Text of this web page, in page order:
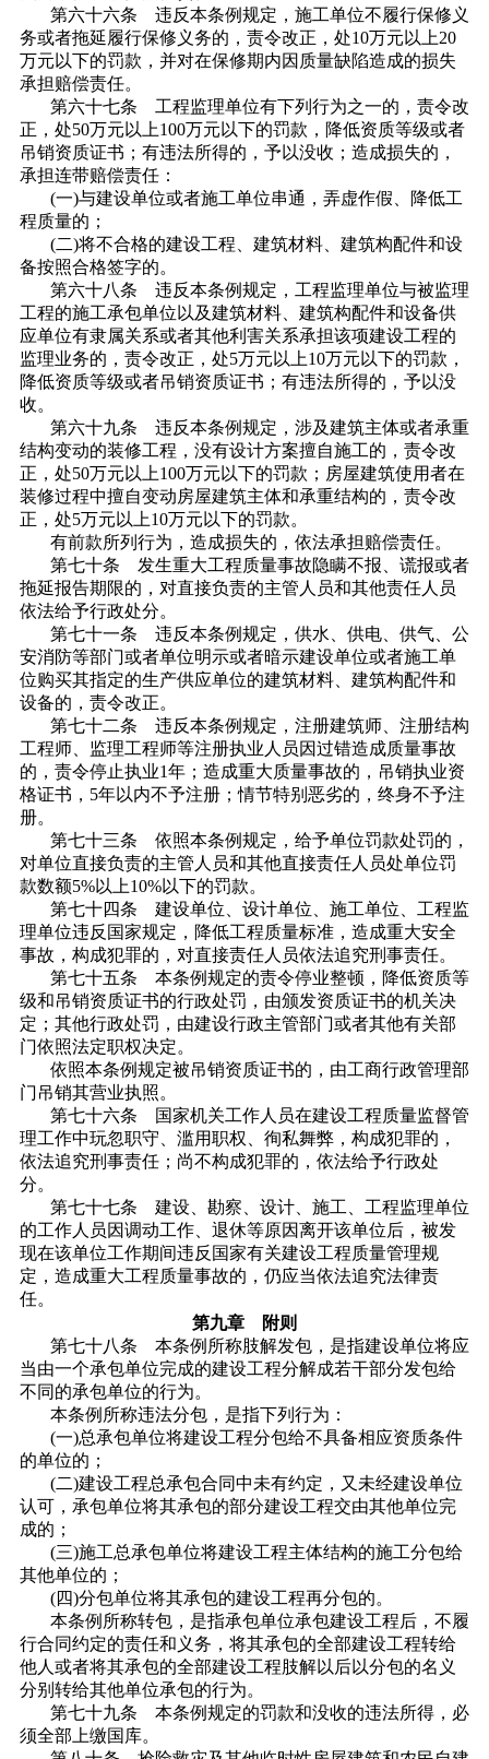
第六十六条 违反本条例规定，施工单位不履行保修义
务或者拖延履行保修义务的，责令改正，处10万元以上20
万元以下的罚款，并对在保修期内因质量缺陷造成的损失
承担赔偿责任。
第六十七条 工程监理单位有下列行为之一的，责令改
正，处50万元以上100万元以下的罚款，降低资质等级或者
吊销资质证书；有违法所得的，予以没收；造成损失的，
承担连带赔偿责任：
(一)与建设单位或者施工单位串通，弄虚作假、降低工
程质量的；
(二)将不合格的建设工程、建筑材料、建筑构配件和设
备按照合格签字的。
第六十八条 违反本条例规定，工程监理单位与被监理
工程的施工承包单位以及建筑材料、建筑构配件和设备供
应单位有隶属关系或者其他利害关系承担该项建设工程的
监理业务的，责令改正，处5万元以上10万元以下的罚款，
降低资质等级或者吊销资质证书；有违法所得的，予以没
收。
第六十九条 违反本条例规定，涉及建筑主体或者承重
结构变动的装修工程，没有设计方案擅自施工的，责令改
正，处50万元以上100万元以下的罚款；房屋建筑使用者在
装修过程中擅自变动房屋建筑主体和承重结构的，责令改
正，处5万元以上10万元以下的罚款。
有前款所列行为，造成损失的，依法承担赔偿责任。
第七十条 发生重大工程质量事故隐瞒不报、谎报或者
拖延报告期限的，对直接负责的主管人员和其他责任人员
依法给予行政处分。
第七十一条 违反本条例规定，供水、供电、供气、公
安消防等部门或者单位明示或者暗示建设单位或者施工单
位购买其指定的生产供应单位的建筑材料、建筑构配件和
设备的，责令改正。
第七十二条 违反本条例规定，注册建筑师、注册结构
工程师、监理工程师等注册执业人员因过错造成质量事故
的，责令停止执业1年；造成重大质量事故的，吊销执业资
格证书，5年以内不予注册；情节特别恶劣的，终身不予注
册。
第七十三条 依照本条例规定，给予单位罚款处罚的，
对单位直接负责的主管人员和其他直接责任人员处单位罚
款数额5%以上10%以下的罚款。
第七十四条 建设单位、设计单位、施工单位、工程监
理单位违反国家规定，降低工程质量标准，造成重大安全
事故，构成犯罪的，对直接责任人员依法追究刑事责任。
第七十五条 本条例规定的责令停业整顿，降低资质等
级和吊销资质证书的行政处罚，由颁发资质证书的机关决
定；其他行政处罚，由建设行政主管部门或者其他有关部
门依照法定职权决定。
依照本条例规定被吊销资质证书的，由工商行政管理部
门吊销其营业执照。
第七十六条 国家机关工作人员在建设工程质量监督管
理工作中玩忽职守、滥用职权、徇私舞弊，构成犯罪的，
依法追究刑事责任；尚不构成犯罪的，依法给予行政处
分。
第七十七条 建设、勘察、设计、施工、工程监理单位
的工作人员因调动工作、退休等原因离开该单位后，被发
现在该单位工作期间违反国家有关建设工程质量管理规
定，造成重大工程质量事故的，仍应当依法追究法律责
任。
第九章 附则
第七十八条 本条例所称肢解发包，是指建设单位将应
当由一个承包单位完成的建设工程分解成若干部分发包给
不同的承包单位的行为。
本条例所称违法分包，是指下列行为：
(一)总承包单位将建设工程分包给不具备相应资质条件
的单位的；
(二)建设工程总承包合同中未有约定，又未经建设单位
认可，承包单位将其承包的部分建设工程交由其他单位完
成的；
(三)施工总承包单位将建设工程主体结构的施工分包给
其他单位的；
(四)分包单位将其承包的建设工程再分包的。
本条例所称转包，是指承包单位承包建设工程后，不履
行合同约定的责任和义务，将其承包的全部建设工程转给
他人或者将其承包的全部建设工程肢解以后以分包的名义
分别转给其他单位承包的行为。
第七十九条 本条例规定的罚款和没收的违法所得，必
须全部上缴国库。